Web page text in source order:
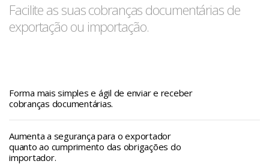
Facilite as suas cobranças documentárias de
exportação ou importação.
Forma mais simples e ágil de enviar e receber
cobranças documentárias.
Aumenta a segurança para o exportador
quanto ao cumprimento das obrigações do
importador.